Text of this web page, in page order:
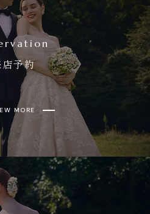
店予約
MORE